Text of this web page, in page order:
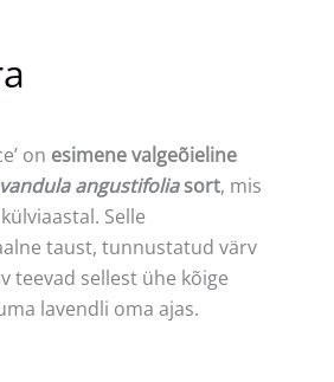
on esimene valgeõieline
angustifoliasort, mis
Selle
taust, tunnustatud värv
teevad sellest ühe kõige
lavendli oma ajas.